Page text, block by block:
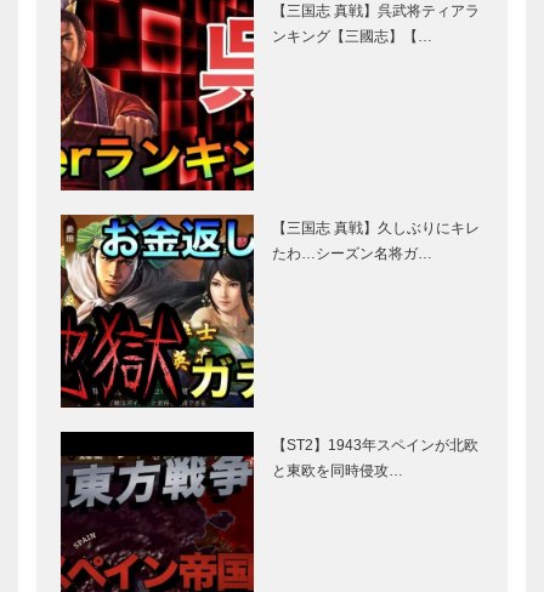
【三国志 真戦】呉武将ティアラ
ンキング【三國志】【…
【三国志 真戦】久しぶりにキレ
たわ…シーズン名将ガ…
【ST2】1943年スペインが北欧
と東欧を同時侵攻…